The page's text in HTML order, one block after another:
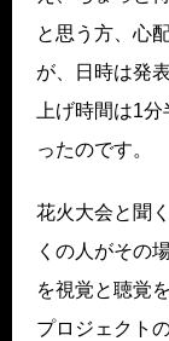
と思う方、心
が、日時は発
上げ時間は1
ったのです。
花火大会と聞
くの人がその
を視覚と聴覚
プロジェクト